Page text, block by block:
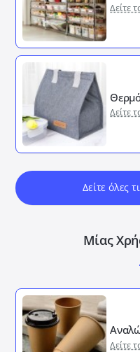
Δείτε
Δείτε
Δείτε όλες
Μίας
Δείτε